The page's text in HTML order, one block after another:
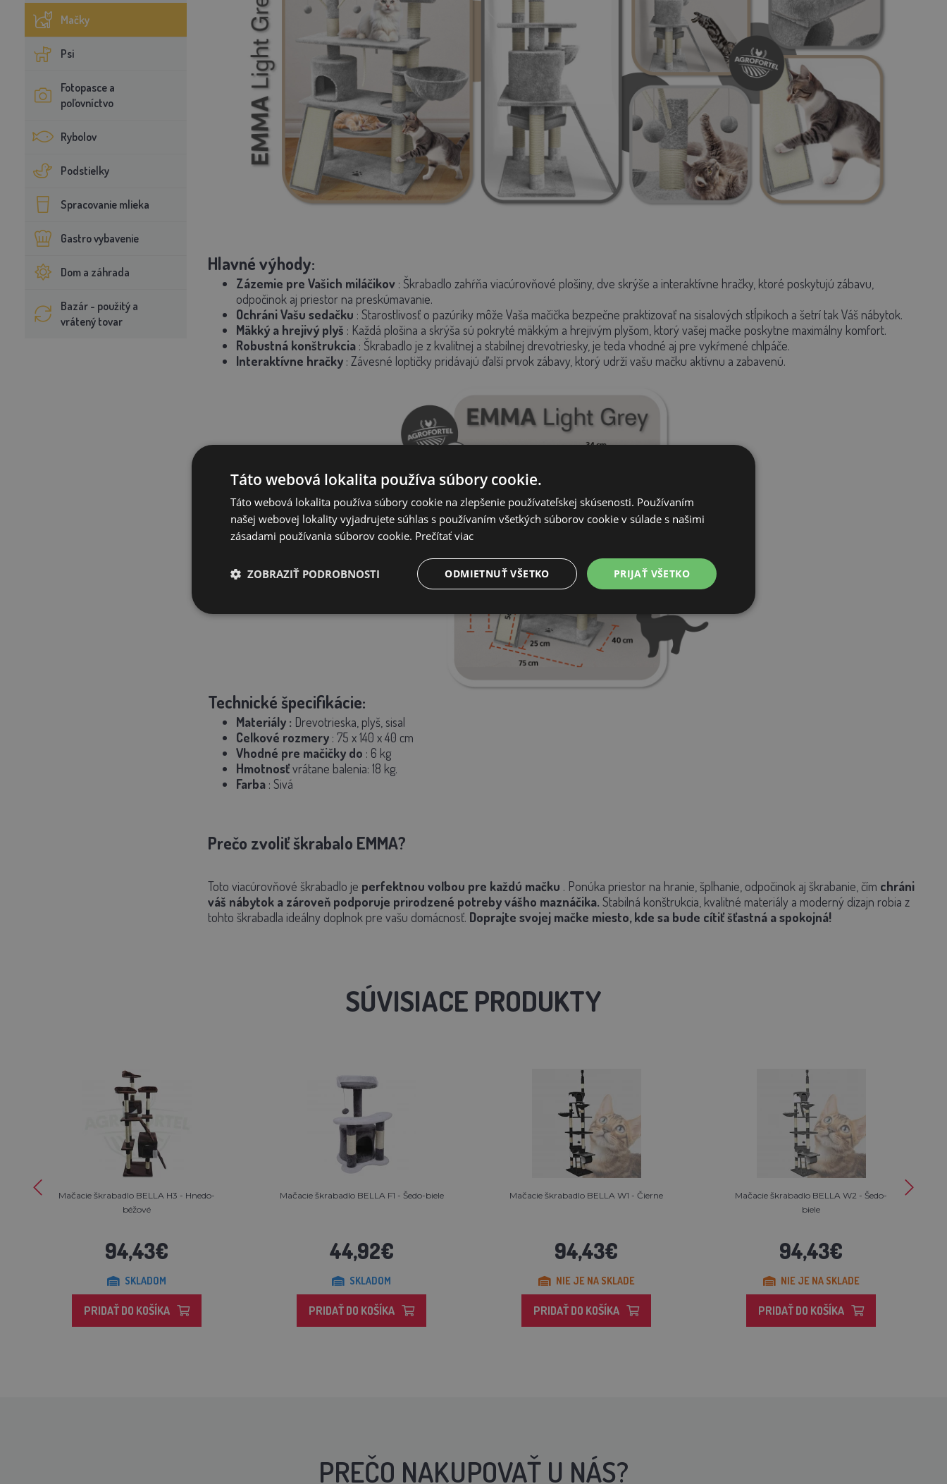
Mačky
Psi
Fotopasce a
poľovníctvo
Rybolov
Podstielky
Spracovanie mlieka
Gastro vybavenie
Dom a záhrada
Bazár - použitý a
vrátený tovar
Hlavné výhody:
Zázemie pre Vašich miláčikov : Škrabadlo zahŕňa viacúrovňové plošiny, dve skrýše a interaktívne hračky, ktoré poskytujú zábavu,
odpočinok aj priestor na preskúmavanie.
Ochráni Vašu sedačku : Starostlivosť o pazúriky môže Vaša mačička bezpečne praktizovať na sisalových stĺpikoch a šetrí tak Váš nábytok.
Mäkký a hrejivý plyš : Každá plošina a skrýša sú pokryté mäkkým a hrejivým plyšom, ktorý vašej mačke poskytne maximálny komfort.
Robustná konštrukcia : Škrabadlo je z kvalitnej a stabilnej drevotriesky, je teda vhodné aj pre vykŕmené chlpáče.
Interaktívne hračky : Závesné loptičky pridávajú ďalší prvok zábavy, ktorý udrží vašu mačku aktívnu a zabavenú.
Technické špecifikácie:
Materiály : Drevotrieska, plyš, sisal
Celkové rozmery : 75 x 140 x 40 cm
Vhodné pre mačičky do : 6 kg
Hmotnosťvrátane balenia: 18 kg.
Farba : Sivá
Prečo zvoliť škrabalo EMMA?
Toto viacúrovňové škrabadlo je perfektnou voľbou pre každú mačku . Ponúka priestor na hranie, šplhanie, odpočinok aj škrabanie, čím chráni
váš nábytok a zároveň podporuje prirodzené potreby vášho maznáčika. Stabilná konštrukcia, kvalitné materiály a moderný dizajn robia z
tohto škrabadla ideálny doplnok pre vašu domácnosť. Doprajte svojej mačke miesto, kde sa bude cítiť šťastná a spokojná!
SÚVISIACE PRODUKTY
Mačacie škrabadlo BELLA H3 - Hnedo-
béžové
94,43€
SKLADOM
PRIDAŤ DO KOŠÍKA
Mačacie škrabadlo BELLA F1 - Šedo-biele
44,92€
SKLADOM
PRIDAŤ DO KOŠÍKA
Mačacie škrabadlo BELLA W1 - Čierne
94,43€
NIE JE NA SKLADE
PRIDAŤ DO KOŠÍKA
Mačacie škrabadlo BELLA W2 - Šedo-
biele
94,43€
NIE JE NA SKLADE
PRIDAŤ DO KOŠÍKA
PREČO NAKUPOVAŤ U NÁS?
Táto webová lokalita používa súbory cookie.
Táto webová lokalita používa súbory cookie na zlepšenie používateľskej skúsenosti. Používaním
našej webovej lokality vyjadrujete súhlas s používaním všetkých súborov cookie v súlade s našimi
zásadami používania súborov cookie. Prečítať viac
PRIJAŤ VŠETKO
ODMIETNUŤ VŠETKO
ZOBRAZIŤ PODROBNOSTI